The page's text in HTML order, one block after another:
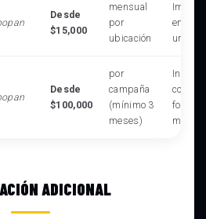
Desde
$15,000
mensual
por
ubicación
en
Desde
$100,000
por
campaña
(mínimo 3
meses)
Incluye
ADICIONAL